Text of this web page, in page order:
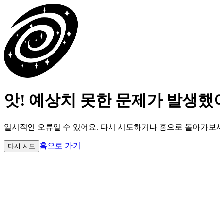
앗! 예상치 못한 문제가 발생했
일시적인 오류일 수 있어요. 다시 시도하거나 홈으로 돌아가보
다시 시도 홈으로 가기